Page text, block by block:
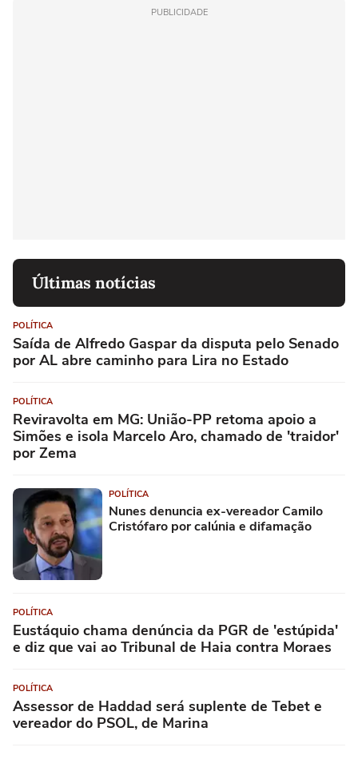
PUBLICIDADE
Últimas notícias
POLÍTICA
Saída de Alfredo Gaspar da disputa pelo Senado
por AL abre caminho para Lira no Estado
POLÍTICA
Reviravolta em MG: União-PP retoma apoio a
Simões e isola Marcelo Aro, chamado de 'traidor'
por Zema
POLÍTICA
Nunes denuncia ex-vereador Camilo
Cristófaro por calúnia e difamação
POLÍTICA
Eustáquio chama denúncia da PGR de 'estúpida'
e diz que vai ao Tribunal de Haia contra Moraes
POLÍTICA
Assessor de Haddad será suplente de Tebet e
vereador do PSOL, de Marina